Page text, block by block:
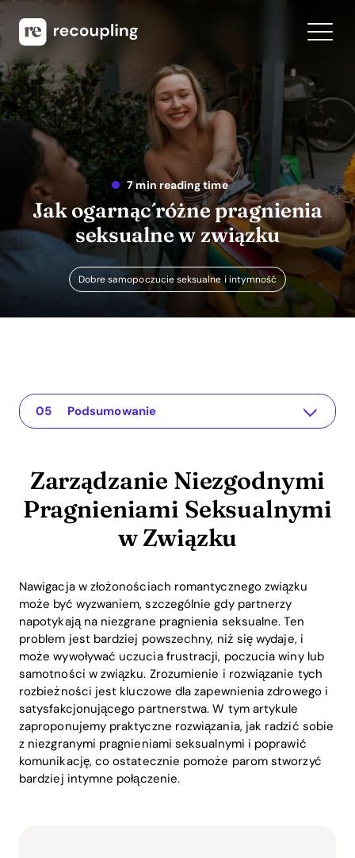
7 min reading time
Jak ogarnąć różne pragnienia
seksualne w związku
Dobre samopoczucie seksualne i intymność
Zarządzanie Niezgodnymi Pragnieniami Seksualnymi w Związku
The app for your relationship
Zrozumienie Problemu
Praktyczne Rozwiązania w Związku z Niezgodnymi Pragnieniami
Podsumowanie
Zarządzanie Niezgodnymi
Pragnieniami Seksualnymi
w Związku
Nawigacja w złożonościach romantycznego związku
może być wyzwaniem, szczególnie gdy partnerzy
napotykają na niezgrane pragnienia seksualne. Ten
problem jest bardziej powszechny, niż się wydaje, i
może wywoływać uczucia frustracji, poczucia winy lub
samotności w związku. Zrozumienie i rozwiązanie tych
rozbieżności jest kluczowe dla zapewnienia zdrowego i
satysfakcjonującego partnerstwa. W tym artykule
zaproponujemy praktyczne rozwiązania, jak radzić sobie
z niezgranymi pragnieniami seksualnymi i poprawić
komunikację, co ostatecznie pomoże parom stworzyć
bardziej intymne połączenie.